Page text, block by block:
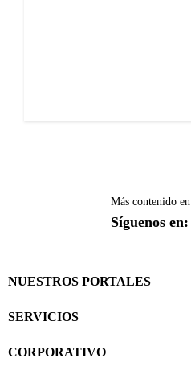
Más contenido en
Síguenos en:
NUESTROS PORTALES
SERVICIOS
CORPORATIVO